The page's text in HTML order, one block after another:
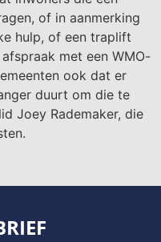
of in aanmerking
hulp, of een traplift
met een WMO-
ook dat er
duurt om die te
Joey Rademaker, die